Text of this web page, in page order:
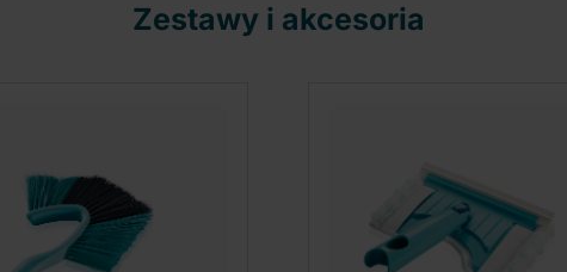
Zestawy i akcesoria